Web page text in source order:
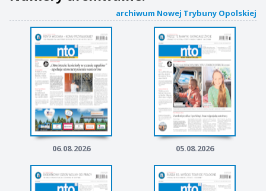
archiwum Nowej Trybuny Opolskiej
06.08.2026 05.08.2026